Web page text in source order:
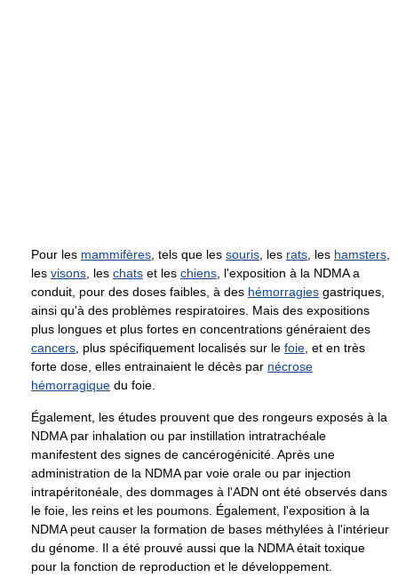
Pour les mammifères , tels que les souris , les rats , les hamsters
les visons , les chats et les chiens , l'exposition à la NDMA a
conduit, pour des doses faibles, à des hémorragies gastriques,
ainsi qu'à des problèmes respiratoires. Mais des expositions
plus longues et plus fortes en concentrations généraient des
cancers , plus spécifiquement localisés sur le foie , et en très
forte dose, elles entrainaient le décès par nécrose
hémorragique du foie.
Également, les études prouvent que des rongeurs exposés à la
NDMA par inhalation ou par instillation intratrachéale
manifestent des signes de cancérogénicité. Après une
administration de la NDMA par voie orale ou par injection
intrapéritonéale, des dommages à l'ADN ont été observés dans
le foie, les reins et les poumons. Également, l'exposition à la
NDMA peut causer la formation de bases méthylées à l'intérieur
du génome. Il a été prouvé aussi que la NDMA était toxique
pour la fonction de reproduction et le développement.